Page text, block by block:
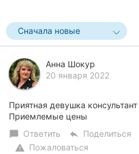
Чернигов
Черкассы
Черновцы
Ивано-
Франковск
Сначала новые
Анна Шокур
20 января 2022
Приятная девушка консультант
Приемлемые цены
chat_bubble Ответить reply Поделиться
warning Пожаловаться